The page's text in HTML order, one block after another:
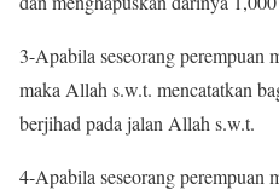
3-Apabila seseorang perempuan
maka Allah s.w.t. mencatatkan
berjihad pada jalan Allah s.w.t.
4-Apabila seseorang perempuan